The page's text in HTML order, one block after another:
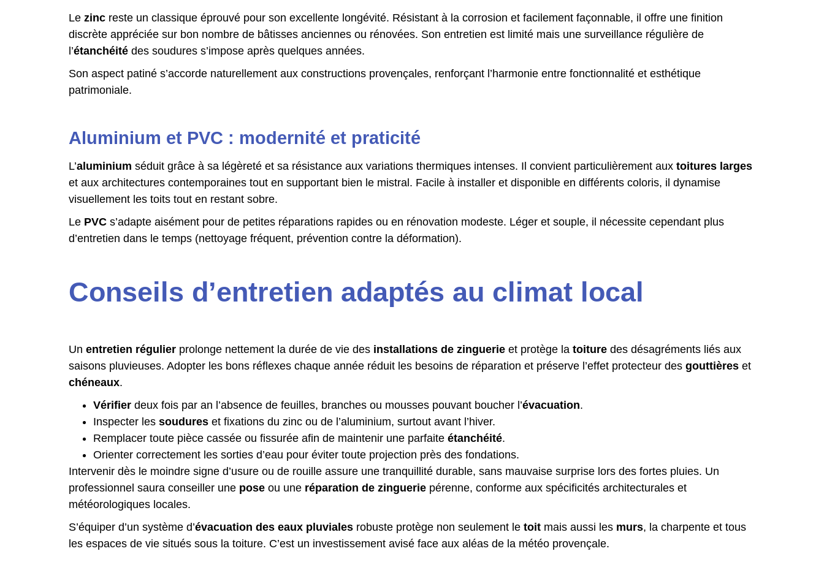
Le zinc reste un classique éprouvé pour son excellente longévité. Résistant à la corrosion et facilement façonnable, il offre une finition
discrète appréciée sur bon nombre de bâtisses anciennes ou rénovées. Son entretien est limité mais une surveillance régulière de
l’étanchéité des soudures s’impose après quelques années.
Son aspect patiné s’accorde naturellement aux constructions provençales, renforçant l’harmonie entre fonctionnalité et esthétique
patrimoniale.
Aluminium et PVC : modernité et praticité
L’aluminium séduit grâce à sa légèreté et sa résistance aux variations thermiques intenses. Il convient particulièrement aux toitures larges
et aux architectures contemporaines tout en supportant bien le mistral. Facile à installer et disponible en différents coloris, il dynamise
visuellement les toits tout en restant sobre.
Le PVC s’adapte aisément pour de petites réparations rapides ou en rénovation modeste. Léger et souple, il nécessite cependant plus
d’entretien dans le temps (nettoyage fréquent, prévention contre la déformation).
Conseils d’entretien adaptés au climat local
Un entretien régulier prolonge nettement la durée de vie des installations de zinguerie et protège la toiture des désagréments liés aux
saisons pluvieuses. Adopter les bons réflexes chaque année réduit les besoins de réparation et préserve l’effet protecteur des gouttières et
chéneaux.
Vérifier deux fois par an l’absence de feuilles, branches ou mousses pouvant boucher l’évacuation.
Inspecter les soudures et fixations du zinc ou de l’aluminium, surtout avant l’hiver.
Remplacer toute pièce cassée ou fissurée afin de maintenir une parfaite étanchéité.
Orienter correctement les sorties d’eau pour éviter toute projection près des fondations.
Intervenir dès le moindre signe d’usure ou de rouille assure une tranquillité durable, sans mauvaise surprise lors des fortes pluies. Un
professionnel saura conseiller une pose ou une réparation de zinguerie pérenne, conforme aux spécificités architecturales et
météorologiques locales.
S’équiper d’un système d’évacuation des eaux pluviales robuste protège non seulement le toit mais aussi les murs, la charpente et tous
les espaces de vie situés sous la toiture. C’est un investissement avisé face aux aléas de la météo provençale.